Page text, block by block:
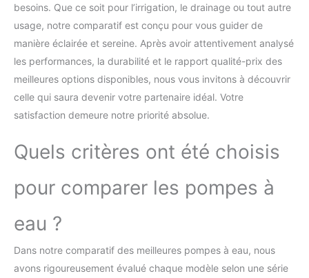
besoins. Que ce soit pour l’irrigation, le drainage ou tout autre
usage, notre comparatif est conçu pour vous guider de
manière éclairée et sereine. Après avoir attentivement analysé
les performances, la durabilité et le rapport qualité-prix des
meilleures options disponibles, nous vous invitons à découvrir
celle qui saura devenir votre partenaire idéal. Votre
satisfaction demeure notre priorité absolue.
Quels critères ont été choisis
pour comparer les pompes à
eau ?
Dans notre comparatif des meilleures pompes à eau, nous
avons rigoureusement évalué chaque modèle selon une série